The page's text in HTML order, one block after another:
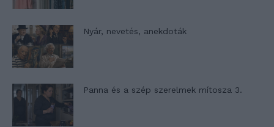
Nyár, nevetés, anekdoták
Panna és a szép szerelmek mítosza 3.